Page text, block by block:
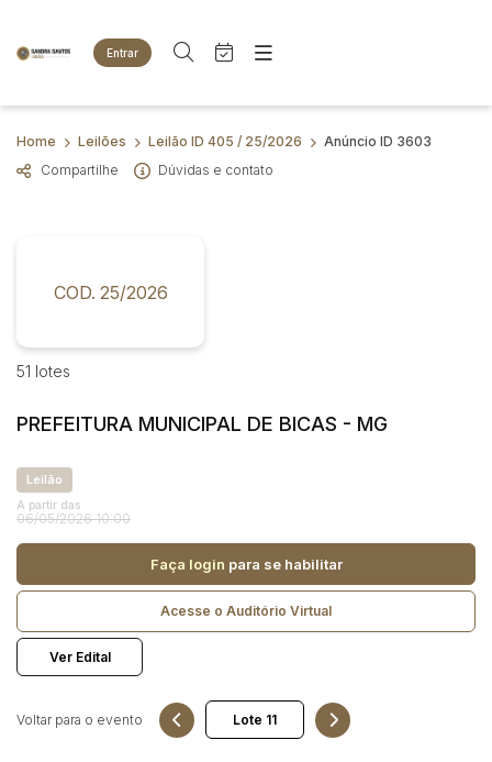
Entrar
Criar conta Entrar
Site
Agenda
Quem Somos
Animais
Imóveis
Terreno
Carros
Reboque
Busca por palavra-chave
Bairro
Judiciais Extrajudiciais
R$
Quem Somos
Home Leilões Leilão ID 405 / 25/2026
Anúncio ID 3603
Compartilhe
Dúvidas e contato
COD. 25/2026
51 lotes
PREFEITURA MUNICIPAL DE BICAS - MG
Leilão
A partir das
06/05/2026 10:00
Faça login para se habilitar
Acesse o Auditório Virtual
Ver Edital
Voltar para o evento